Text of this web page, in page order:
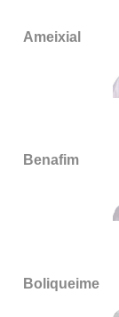
Ameixial
Benafim
Boliqueime